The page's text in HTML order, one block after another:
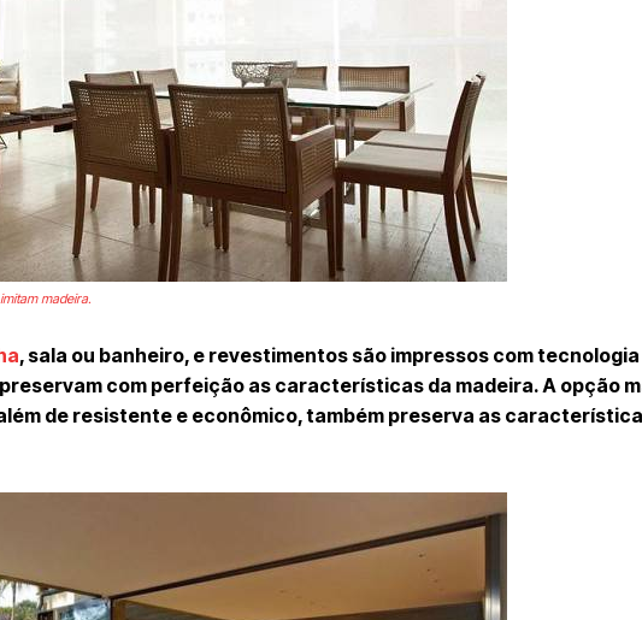
madeira.
, sala ou banheiro, e revestimentos são impressos com tecnologia
com perfeição as características da madeira. A opção
de resistente e econômico, também preserva as